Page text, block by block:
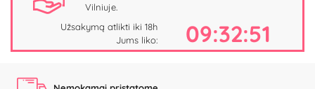
Vilniuje.
Užsakymą atlikti iki 18h
Jums liko:
09:32:50